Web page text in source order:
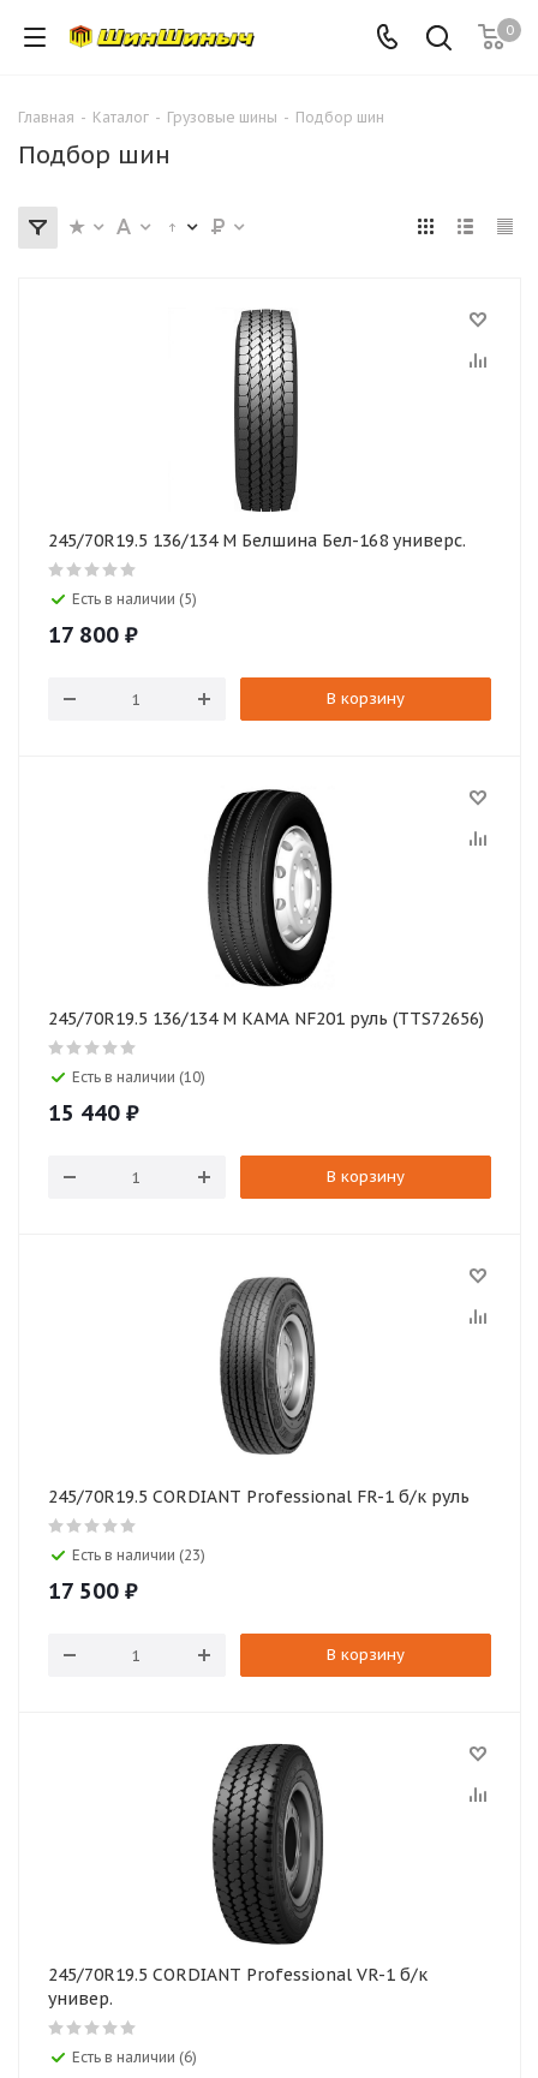
0
Главная - Каталог - Грузовые шины - Подбор шин
Подбор шин
245/70R19.5 136/134 M Белшина Бел-168 универс.
Есть в наличии (5)
17 800 ₽
В корзину
245/70R19.5 136/134 M КАМА NF201 руль (TTS72656)
Есть в наличии (10)
15 440 ₽
В корзину
245/70R19.5 CORDIANT Professional FR-1 б/к руль
Есть в наличии (23)
17 500 ₽
В корзину
245/70R19.5 CORDIANT Professional VR-1 б/к
универ.
Есть в наличии (6)